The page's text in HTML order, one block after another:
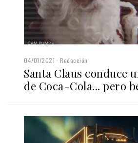
04/01/2021 Redacción
Santa Claus conduce
de Coca-Cola... pero